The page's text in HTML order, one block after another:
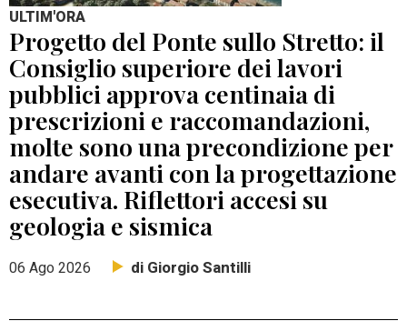
ULTIM'ORA
Progetto del Ponte sullo Stretto: il
Consiglio superiore dei lavori
pubblici approva centinaia di
prescrizioni e raccomandazioni,
molte sono una precondizione per
andare avanti con la progettazione
esecutiva. Riflettori accesi su
geologia e sismica
06 Ago 2026 di Giorgio Santilli